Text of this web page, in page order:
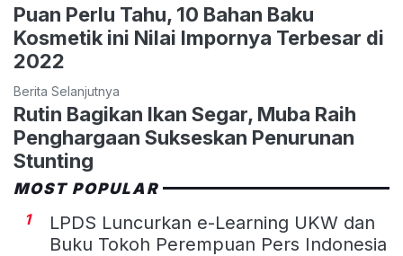
Puan Perlu Tahu, 10 Bahan Baku
Kosmetik ini Nilai Impornya Terbesar di
2022
Berita Selanjutnya
Rutin Bagikan Ikan Segar, Muba Raih
Penghargaan Sukseskan Penurunan
Stunting
MOST POPULAR
1
LPDS Luncurkan e-Learning UKW dan
Buku Tokoh Perempuan Pers Indonesia